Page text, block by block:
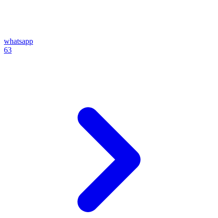
whatsapp
63